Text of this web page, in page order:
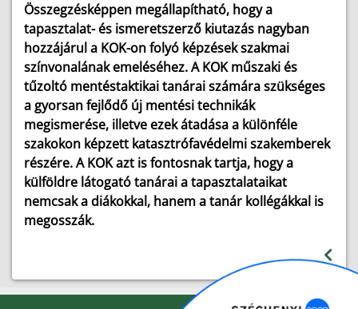
Összegzésképpen megállapítható, hogy a
tapasztalat- és ismeretszerző kiutazás nagyban
hozzájárul a KOK-on folyó képzések szakmai
színvonalának emeléséhez. A KOK műszaki és
tűzoltó mentéstaktikai tanárai számára szükséges
a gyorsan fejlődő új mentési technikák
megismerése, illetve ezek átadása a különféle
szakokon képzett katasztrófavédelmi szakemberek
részére. A KOK azt is fontosnak tartja, hogy a
külföldre látogató tanárai a tapasztalataikat
nemcsak a diákokkal, hanem a tanár kollégákkal is
megosszák.